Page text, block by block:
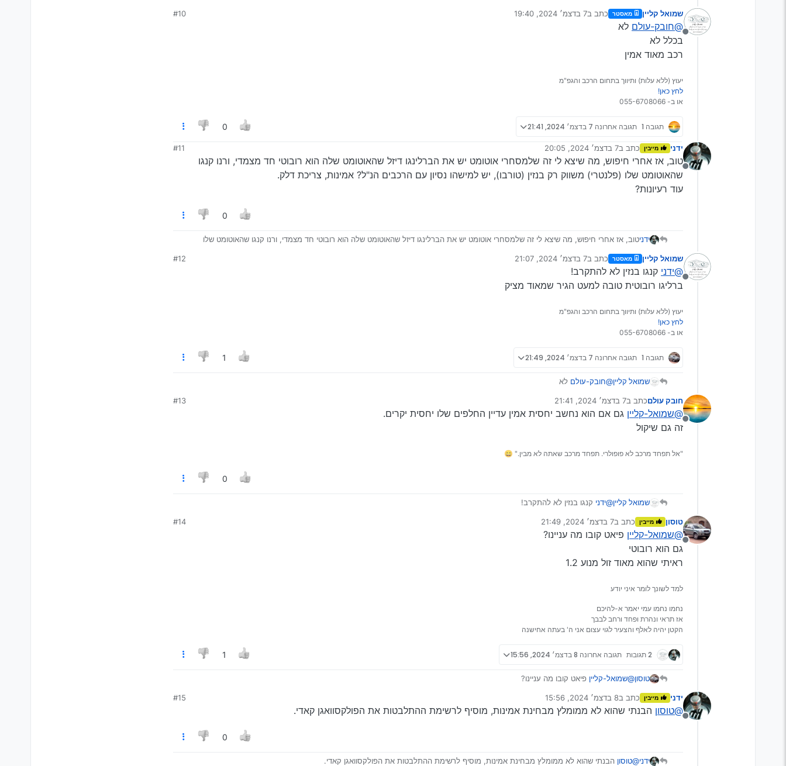
מנותק
שמואל קליין מאסטר כתב ב7 בדצמ׳ 2024, 19:40
נערך לאחרונה על ידי
#10
@חובק-עולם לא
בכלל לא
רכב מאוד אמין
יעוץ (ללא עלות) ותיווך בתחום הרכב והגפ"מ
לחץ כאן!
או ב- 055-6708066
תגובה 1 תגובה אחרונה 7 בדצמ׳ 2024, 21:41 0
מנותק
ידני מייבין כתב ב7 בדצמ׳ 2024, 20:05
נערך לאחרונה על ידי
#11
טוב, אז אחרי חיפוש, מה שיצא לי זה שלמסחרי אוטומט יש את הברלינגו דיזל שהאוטומט שלה הוא רובוטי חד מצמדי, ורנו קנגו
שהאוטומט שלו (פלנטרי) משווק רק בנזין (טורבו), יש למישהו נסיון עם הרכבים הנ"ל? אמינות, צריכת דלק.
עוד רעיונות?
0
ידניטוב, אז אחרי חיפוש, מה שיצא לי זה שלמסחרי אוטומט יש את הברלינגו דיזל שהאוטומט שלה הוא רובוטי חד מצמדי, ורנו קנגו שהאוטומט שלו
עוד רעיונות?
מנותק
שמואל קליין מאסטר כתב ב7 בדצמ׳ 2024, 21:07
נערך לאחרונה על ידי
#12
@ידני קנגו בנזין לא להתקרב!
ברליגו רובוטית טובה למעט הגיר שמאוד מציק
יעוץ (ללא עלות) ותיווך בתחום הרכב והגפ"מ
לחץ כאן!
או ב- 055-6708066
תגובה 1 תגובה אחרונה 7 בדצמ׳ 2024, 21:49 1
שמואל קליין@חובק-עולם לא
רכב מאוד אמין
מנותק
חובק עולםכתב ב7 בדצמ׳ 2024, 21:41
נערך לאחרונה על ידי
#13
@שמואל-קליין גם אם הוא נחשב יחסית אמין עדיין החלפים שלו יחסית יקרים.
זה גם שיקול
"אל תפחד מרכב לא פופולרי. תפחד מרכב שאתה לא מבין." 😄
0
שמואל קליין@ידני קנגו בנזין לא להתקרב!
מנותק
טוסון מייבין כתב ב7 בדצמ׳ 2024, 21:49
נערך לאחרונה על ידי
#14
@שמואל-קליין פיאט קובו מה עניינו?
גם הוא רובוטי
ראיתי שהוא מאוד זול מנוע 1.2
למד לשונך לומר איני יודע
נחמו נחמו עמי יאמר א-להיכם
אז תראי ונהרת ופחד ורחב לבבך
הקטן יהיה לאלף והצעיר לגוי עצום אני ה' בעתה אחישנה
2 תגובות תגובה אחרונה 8 בדצמ׳ 2024, 15:56 1
טוסון@שמואל-קליין פיאט קובו מה עניינו?
ראיתי שהוא מאוד זול מנוע 1.2
מנותק
ידני מייבין כתב ב8 בדצמ׳ 2024, 15:56
נערך לאחרונה על ידי
#15
@טוסון הבנתי שהוא לא ממומלץ מבחינת אמינות, מוסיף לרשימת ההתלבטות את הפולקסוואגן קאדי.
0
ידני@טוסון הבנתי שהוא לא ממומלץ מבחינת אמינות, מוסיף לרשימת ההתלבטות את הפולקסוואגן קאדי.